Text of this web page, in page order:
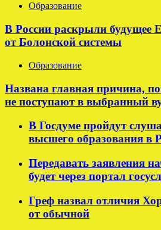
Образование
В России раскрыли будущее
от Болонской системы
Образование
Названа главная причина,
не поступают в выбранный
В Госдуме пройдут
высшего образования в
Передавать заявления
будет через портал
Греф назвал отличия
от обычной